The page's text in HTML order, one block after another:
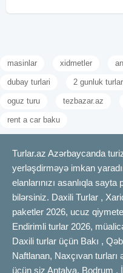
masinlar xidmetler
dubay turlari 2 gunluk turlar
oguz turu tezbazar.az
rent a car baku
Turlar.az Azərbaycanda
yerləşdirməyə imkan
elanlarınızı asanlıqla
bilərsiniz. Daxili Turlar ,
paketler 2026, ucuz
Endirimli turlar 2026,
Daxili turlar üçün Bakı ,
Naftlanan, Naxçıvan turları
üçün siz Antalya, Bodrum ,